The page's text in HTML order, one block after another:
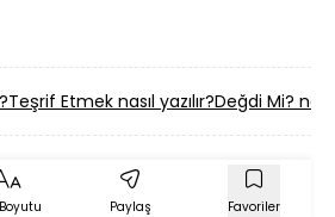
Teşrif Etmek nasıl yazılır?Değdi Mi?
Paylaş Favoriler